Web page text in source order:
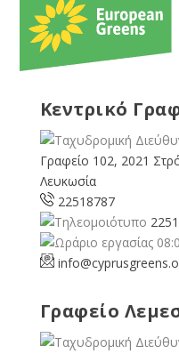
Κεντρικό
Γραφείο 102, 2021
Λευκωσία
22518787
Γραφείο